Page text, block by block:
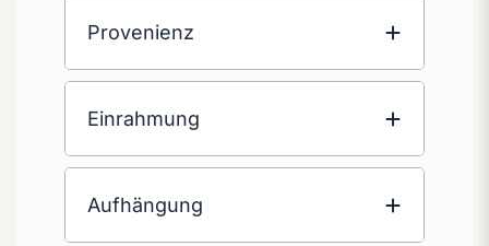
Provenienz
Einrahmung
Aufhängung